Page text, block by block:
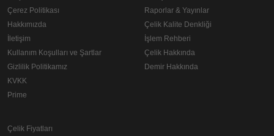
Çerez Politikası
Hakkımızda
İletişim
Kullanım Koşulları ve Şartlar
Gizlilik Politikamız
KVKK
Prime
Raporlar & Yayınlar
Çelik Kalite Denkliği
İşlem Rehberi
Çelik Hakkında
Demir Hakkında
Çelik Fiyatları